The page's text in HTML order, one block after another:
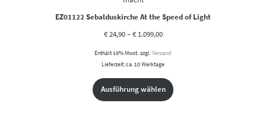
EZ01122 Sebalduskirche At the Speed of Light
€24,90–€1.099,00
Enthält 19% Mwst. zzgl.Versand
Lieferzeit: ca. 10 Werktage
Ausführung wählen